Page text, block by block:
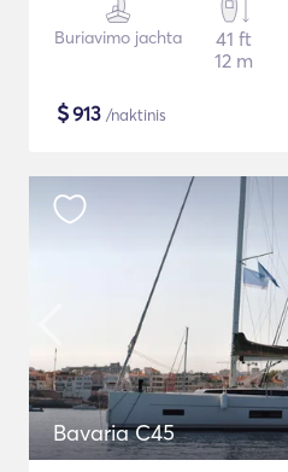
Buriavimo jachta
41 ft
12 m
$913 /naktinis
Bavaria C45